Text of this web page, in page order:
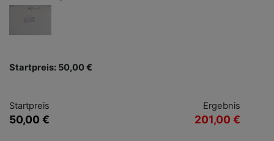
Startpreis: 50,00 €
Startpreis
50,00 €
Ergebnis
201,00 €